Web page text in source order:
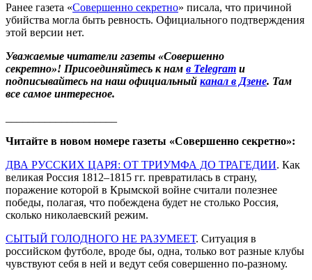
Ранее газета «Совершенно секретно» писала, что причиной
убийства могла быть ревность. Официального подтверждения
этой версии нет.
Уважаемые читатели газеты «Совершенно
секретно»! Присоединяйтесь к нам в Telegram и
подписывайтесь на наш официальный канал в Дзене. Там
все самое интересное.
Читайте в новом номере газеты «Совершенно секретно»:
ДВА РУССКИХ ЦАРЯ: ОТ ТРИУМФА ДО ТРАГЕДИИ. Как
великая Россия 1812–1815 гг. превратилась в страну,
поражение которой в Крымской войне считали полезнее
победы, полагая, что побеждена будет не столько Россия,
сколько николаевский режим.
СЫТЫЙ ГОЛОДНОГО НЕ РАЗУМЕЕТ. Ситуация в
российском футболе, вроде бы, одна, только вот разные клубы
чувствуют себя в ней и ведут себя совершенно по-разному.